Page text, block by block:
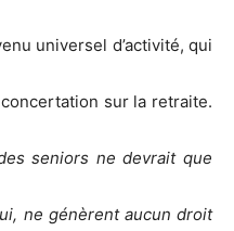
universel d’activité, qui
sur la retraite.
seniors ne devrait que
ne génèrent aucun droit